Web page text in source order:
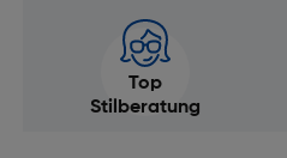
Top
Stilberatung